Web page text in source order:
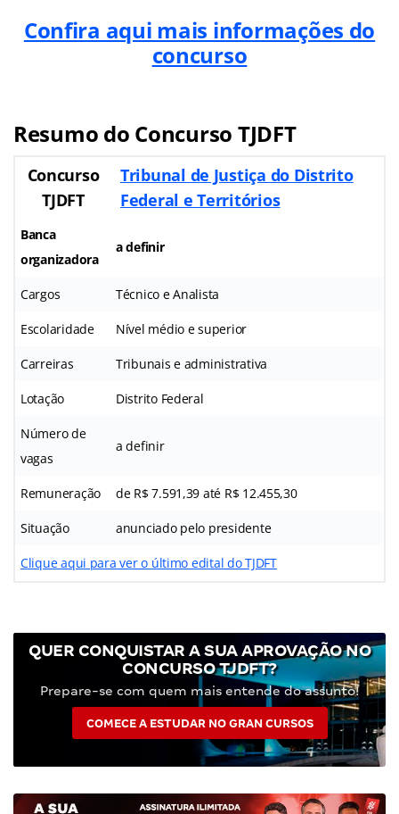
Confira aqui mais informações do
concurso
Resumo do Concurso TJDFT
Concurso
TJDFT
Tribunal de Justiça do Distrito
Federal e Territórios
Banca
organizadora
a definir
Cargos Técnico e Analista
Escolaridade Nível médio e superior
Carreiras Tribunais e administrativa
Lotação Distrito Federal
Número de
vagas
a definir
Remuneração de R$ 7.591,39 até R$ 12.455,30
Situação anunciado pelo presidente
Clique aqui para ver o último edital do TJDFT
QUER CONQUISTAR A SUA APROVAÇÃO NO
CONCURSO TJDFT?
Prepare-se com quem mais entende do assunto!
COMECE A ESTUDAR NO GRAN CURSOS